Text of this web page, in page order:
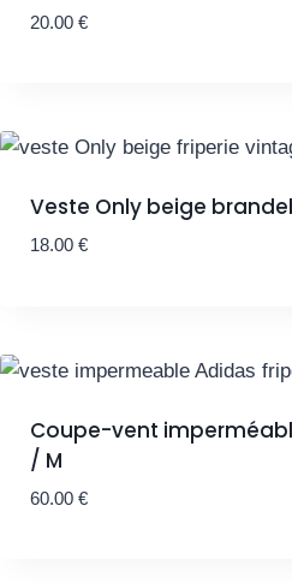
20.00 €
Veste Only beige
18.00 €
Coupe-vent
/ M
60.00 €